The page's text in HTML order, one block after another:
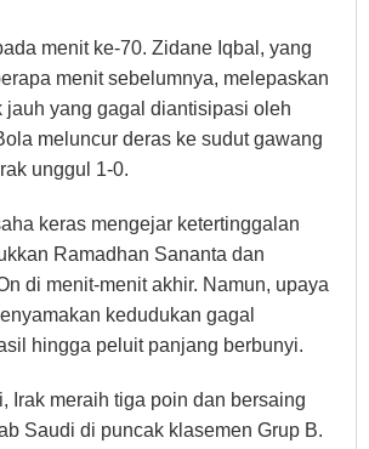
menit ke-70. Zidane Iqbal, yang
menit sebelumnya, melepaskan
jauh yang gagal diantisipasi oleh
meluncur deras ke sudut gawang
unggul 1-0.
keras mengejar ketertinggalan
Ramadhan Sananta dan
di menit-menit akhir. Namun, upaya
kedudukan gagal
hingga peluit panjang berbunyi.
Irak meraih tiga poin dan bersaing
Saudi di puncak klasemen Grup B.